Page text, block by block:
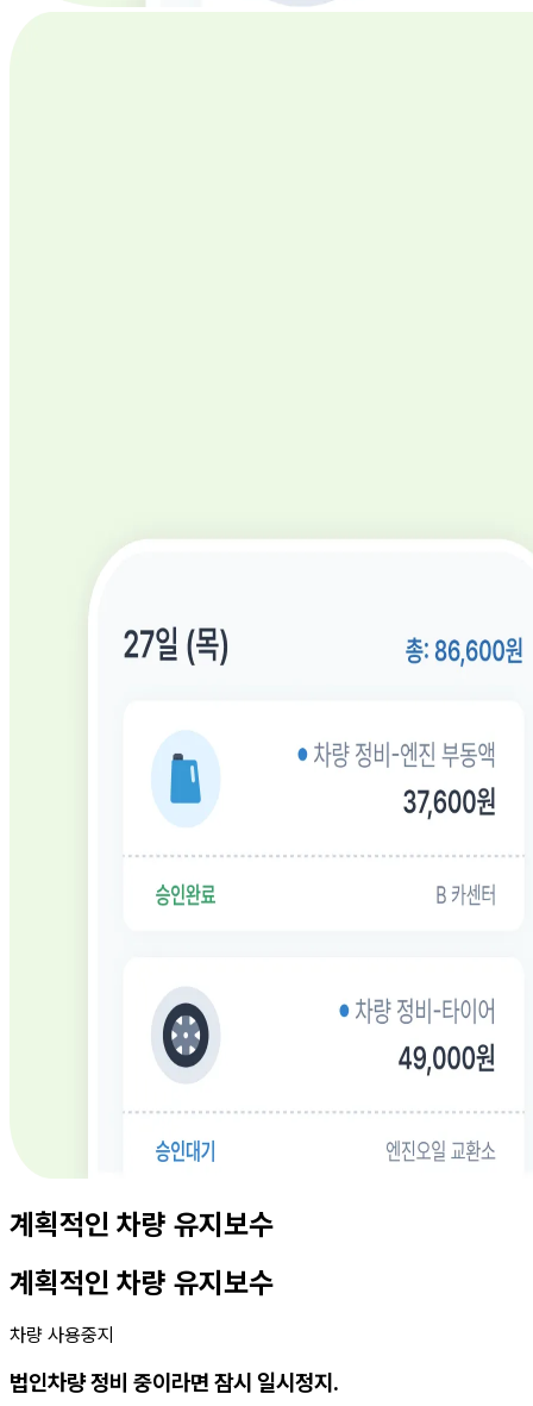
계획적인 차량 유지보수
계획적인 차량 유지보수
차량 사용중지
법인차량 정비 중이라면 잠시 일시정지.